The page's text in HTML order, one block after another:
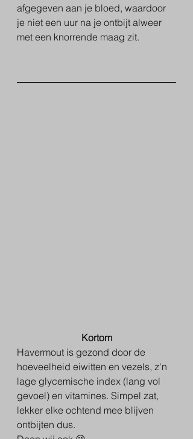
afgegeven aan je bloed, waardoor
je niet een uur na je ontbijt alweer
met een knorrende maag zit.
Kortom
Havermout is gezond door de
hoeveelheid eiwitten en vezels, z'n
lage glycemische index (lang vol
gevoel) en vitamines. Simpel zat,
lekker elke ochtend mee blijven
ontbijten dus.